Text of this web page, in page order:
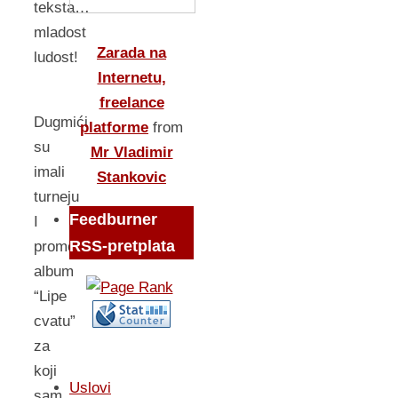
teksta…
mladost
ludost!
Dugmići
su
imali
turneju
I
promovisali
album
“Lipe
cvatu”
za
koji
Zarada na
Internetu,
freelance
platforme from
Mr Vladimir
Stankovic
Feedburner
RSS-pretplata
Uslovi